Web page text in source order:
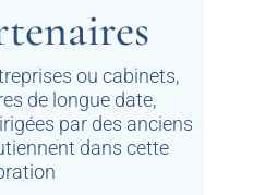
ou cabinets,
de longue date,
par des anciens
dans cette